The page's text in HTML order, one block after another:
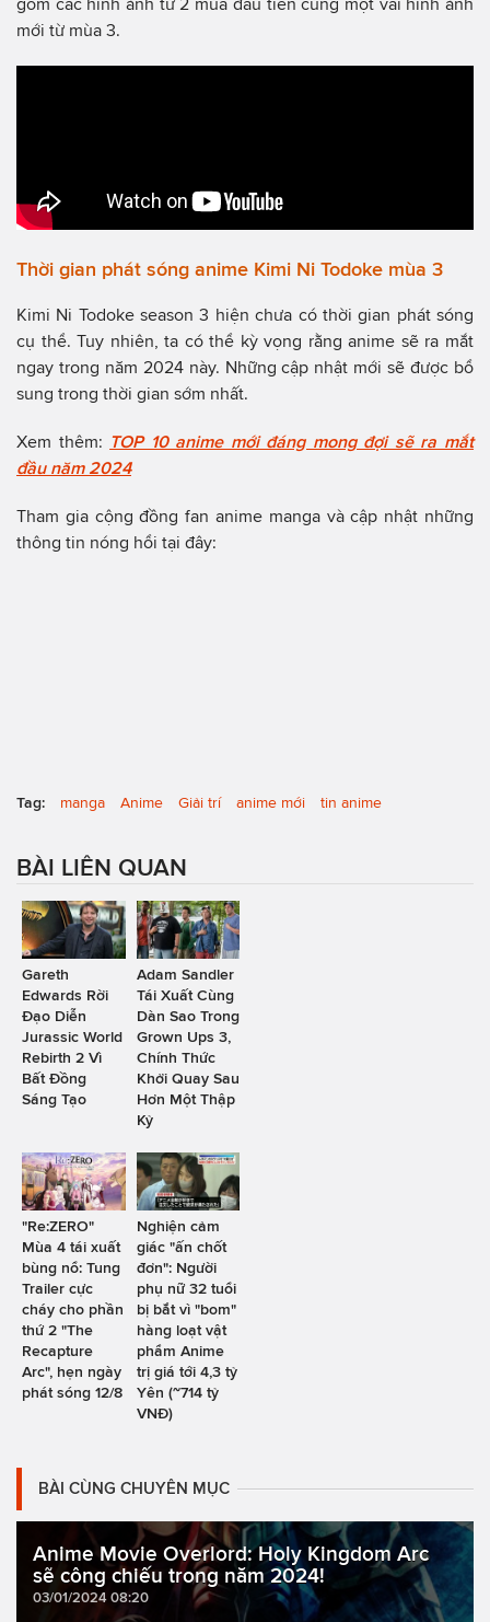
mới từ mùa 3.
Thời gian phát sóng anime Kimi Ni Todoke mùa 3
Kimi Ni Todoke season 3 hiện chưa có thời gian phát sóng
cụ thể. Tuy nhiên, ta có thể kỳ vọng rằng anime sẽ ra mắt
ngay trong năm 2024 này. Những cập nhật mới sẽ được bổ
sung trong thời gian sớm nhất.
Xem thêm: TOP 10 anime mới đáng mong đợi sẽ ra mắt
đầu năm 2024
Tham gia cộng đồng fan anime manga và cập nhật những
thông tin nóng hổi tại đây:
Tag: manga Anime Giải trí anime mới tin anime
BÀI LIÊN QUAN
Gareth
Edwards Rời
Đạo Diễn
Jurassic World
Rebirth 2 Vì
Bất Đồng
Sáng Tạo
Adam Sandler
Tái Xuất Cùng
Dàn Sao Trong
Grown Ups 3,
Chính Thức
Khởi Quay Sau
Hơn Một Thập
Kỷ
"Re:ZERO"
Mùa 4 tái xuất
bùng nổ: Tung
Trailer cực
cháy cho phần
thứ 2 "The
Recapture
Arc", hẹn ngày
phát sóng 12/8
Nghiện cảm
giác "ấn chốt
đơn": Người
phụ nữ 32 tuổi
bị bắt vì "bom"
hàng loạt vật
phẩm Anime
trị giá tới 4,3 tỷ
Yên (~714 tỷ
VNĐ)
BÀI CÙNG CHUYÊN MỤC
Anime Movie Overlord: Holy Kingdom Arc
sẽ công chiếu trong năm 2024!
03/01/2024 08:20